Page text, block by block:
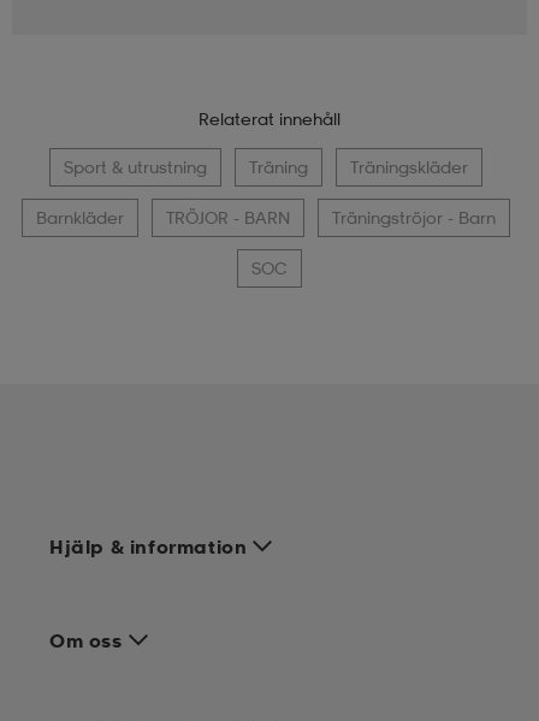
Relaterat innehåll
Sport & utrustning Träning Träningskläder
Barnkläder TRÖJOR - BARN Träningströjor - Barn
SOC
Hjälp & information
Om oss